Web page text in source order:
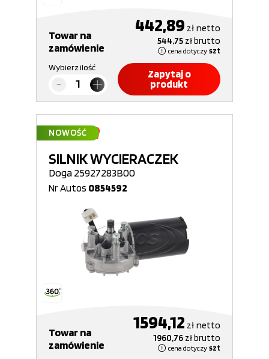
Towar na
zamówienie
442,89 złnetto
544,75 złbrutto
cena dotyczy szt
Wybierz ilość
Zapytaj o
produkt
NOWOŚĆ
SILNIK WYCIERACZEK
Doga 25927283B00
Nr Autos 0854592
Towar na
zamówienie
1594,12 złnetto
1960,76 złbrutto
cena dotyczy szt